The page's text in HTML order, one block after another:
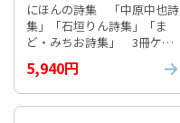
にほんの詩集 「中原中也詩
集」「石垣りん詩集」「ま
ど・みちお詩集」 3冊ケー
ス入り③
5,940円